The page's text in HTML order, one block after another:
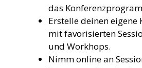
das
Erstelle deinen eigene
mit favorisierten
und Workhops.
Nimm online an